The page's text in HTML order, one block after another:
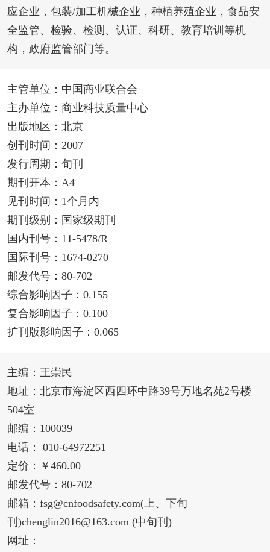
应企业，包装/加工机械企业，种植养殖企业，食品安
全监管、检验、检测、认证、科研、教育培训等机
构，政府监管部门等。
主管单位：中国商业联合会
主办单位：商业科技质量中心
出版地区：北京
创刊时间：2007
发行周期：旬刊
期刊开本：A4
见刊时间：1个月内
期刊级别：国家级期刊
国内刊号：11-5478/R
国际刊号：1674-0270
邮发代号：80-702
综合影响因子：0.155
复合影响因子：0.100
扩刊版影响因子：0.065
主编：王崇民
地址：北京市海淀区西四环中路39号万地名苑2号楼
504室
邮编：100039
电话： 010-64972251
定价：￥460.00
邮发代号：80-702
邮箱：fsg@cnfoodsafety.com(上、下旬
刊)chenglin2016@163.com (中旬刊)
网址：